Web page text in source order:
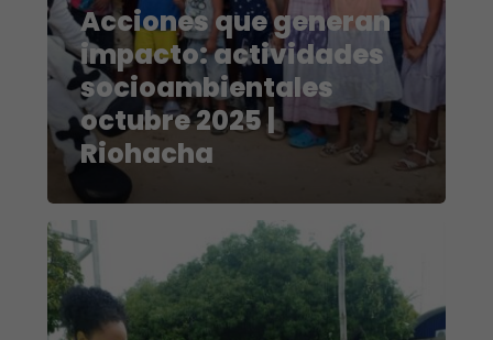
Acciones que generan
impacto: actividades
socioambientales
octubre 2025 |
Riohacha